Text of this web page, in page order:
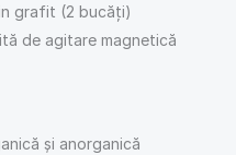
grafit (2 bucăți)
de agitare magnetică
și anorganică